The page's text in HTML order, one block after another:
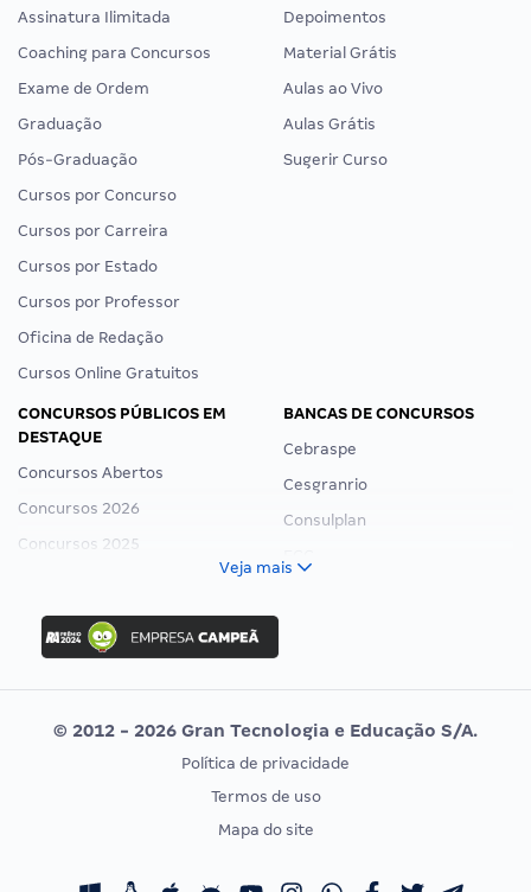
Assinatura Ilimitada
Coaching para Concursos
Exame de Ordem
Graduação
Pós-Graduação
Cursos por Concurso
Cursos por Carreira
Cursos por Estado
Cursos por Professor
Oficina de Redação
Cursos Online Gratuitos
Depoimentos
Material Grátis
Aulas ao Vivo
Aulas Grátis
Sugerir Curso
CONCURSOS PÚBLICOS EM
DESTAQUE
Concursos Abertos
Concursos 2026
Concursos 2025
Concurso Ibama
Concurso MPU
Editais publicados
BANCAS DE CONCURSOS
Cebraspe
Cesgranrio
Consulplan
Vunesp
CONCURSOS POR PROFISSÃO
Concursos Fiscais
EXAME DE ORDEM
Calendário OAB
Veja mais
© 2012 - 2026 Gran Tecnologia e Educação S/A.
Política de privacidade
Termos de uso
Mapa do site